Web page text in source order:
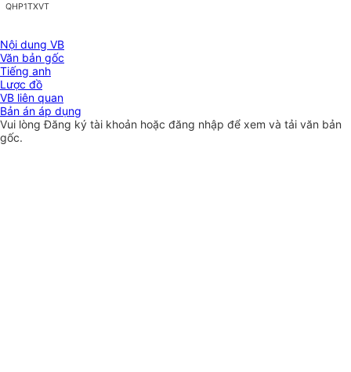
QHP1TXVT
Nội dung VB
Văn bản gốc
Tiếng anh
Lược đồ
VB liên quan
Bản án áp dụng
Vui lòngĐăng ký tài khoản hoặc đăng nhập để xem và tải văn bản
gốc.